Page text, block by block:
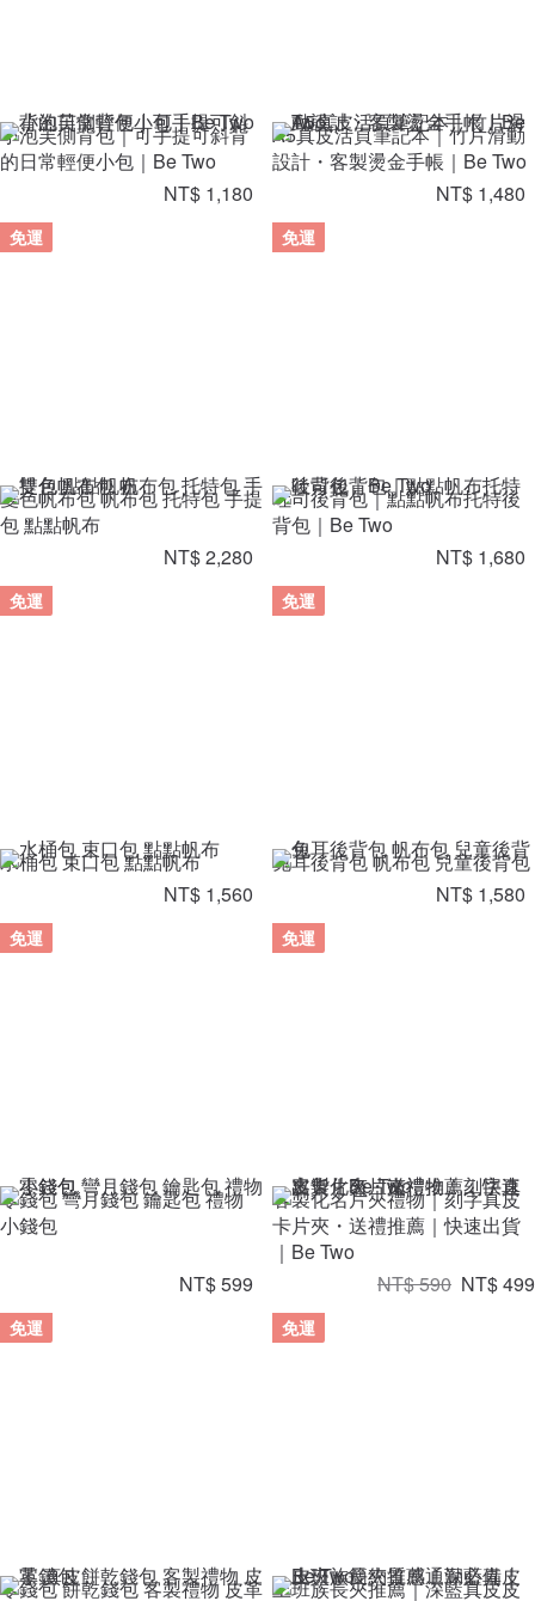
小泡芙側背包｜可手提可斜背
的日常輕便小包｜Be Two
NT$ 1,180
A5真皮活頁筆記本｜竹片滑動
設計・客製燙金手帳｜Be Two
NT$ 1,480
免運
雙色帆布包 帆布包 托特包 手提
包 點點帆布
NT$ 2,280
免運
吐司後背包｜點點帆布托特後
背包｜Be Two
NT$ 1,680
免運
水桶包 束口包 點點帆布
NT$ 1,560
免運
兔耳後背包 帆布包 兒童後背包
NT$ 1,580
免運
零錢包 彎月錢包 鑰匙包 禮物
小錢包
NT$ 599
免運
客製化名片夾禮物｜刻字真皮
卡片夾・送禮推薦｜快速出貨
｜Be Two
NT$ 499
NT$ 590
免運
零錢包 餅乾錢包 客製禮物 皮革
免運
上班族長夾推薦｜深藍真皮皮